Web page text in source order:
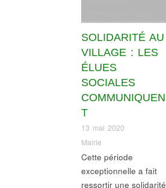
SOLIDARITÉ AU
VILLAGE : LES
ÉLUES
SOCIALES
COMMUNIQUEN
T
13 mai 2020
Mairie
Santé-action sociale
Cette période
exceptionnelle a fait
ressortir une solidarité